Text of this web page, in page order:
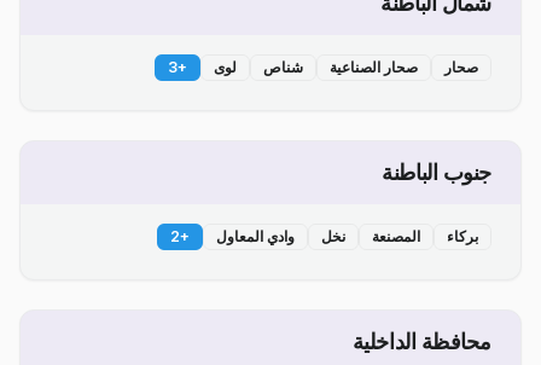
صحار صحار الصناعية شناص لوى +
3
جنوب الباطنة
بركاء المصنعة نخل وادي المعاول +
2
محافظة الداخلية